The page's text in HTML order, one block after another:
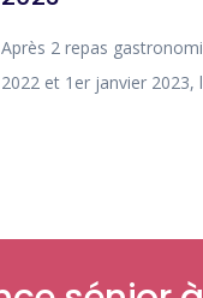
Après 2 repas
2022 et 1er janvier 2023,